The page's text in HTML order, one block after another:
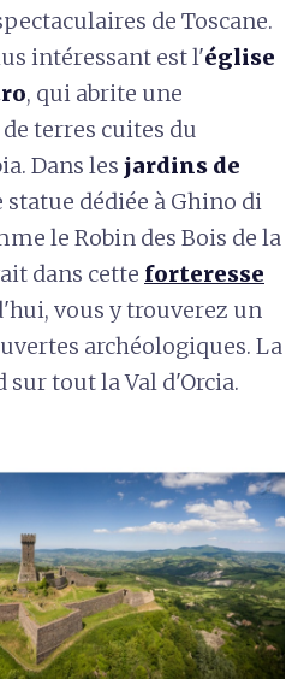
de Toscane.
intéressant est l'église
, qui abrite une
terres cuites du
Dans les jardins de
statue dédiée à Ghino di
le Robin des Bois de la
dans cette forteresse
vous y trouverez un
archéologiques. La
sur tout la Val d'Orcia.